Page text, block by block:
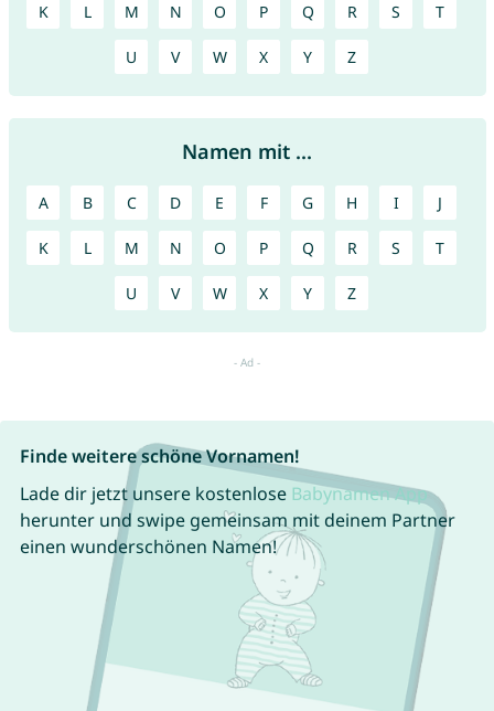
K L M N O P Q R S T
U V W X Y Z
Namen mit ...
A B C D E F G H I J
K L M N O P Q R S T
U V W X Y Z
Finde weitere schöne Vornamen!
Lade dir jetzt unsere kostenlose Babynamen App
herunter und swipe gemeinsam mit deinem Partner
einen wunderschönen Namen!